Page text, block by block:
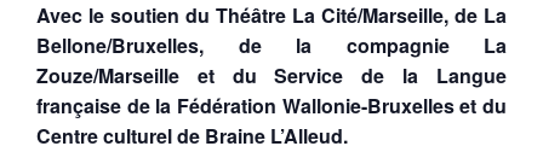
Avec le soutien du Théâtre La Cité/Marseille, de La
Bellone/Bruxelles, de la compagnie La
Zouze/Marseille et du Service de la Langue
française de la Fédération Wallonie-Bruxelles et du
Centre culturel de Braine L’Alleud.